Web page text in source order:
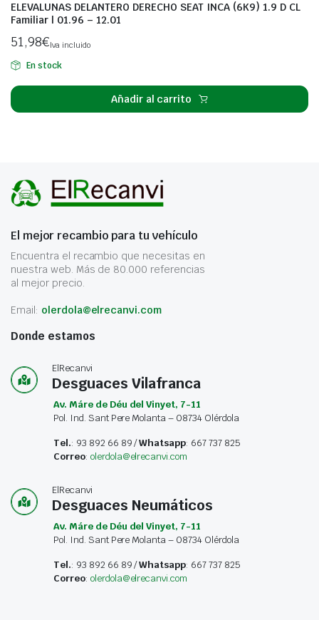
ELEVALUNAS DELANTERO DERECHO SEAT INCA (6K9) 1.9 D CL
Familiar | 01.96 – 12.01
51,98€Iva incluido
En stock
Añadir al carrito
El mejor recambio para tu vehículo
Encuentra el recambio que necesitas en
nuestra web. Más de 80.000 referencias
al mejor precio.
Email: olerdola@elrecanvi.com
Donde estamos
ElRecanvi
Desguaces Vilafranca
Av. Máre de Déu del Vinyet, 7-11
Pol. Ind. Sant Pere Molanta – 08734 Olérdola
Tel.: 93 892 66 89 /Whatsapp: 667 737 825
Correo: olerdola@elrecanvi.com
ElRecanvi
Desguaces Neumáticos
Av. Máre de Déu del Vinyet, 7-11
Pol. Ind. Sant Pere Molanta – 08734 Olérdola
Tel.: 93 892 66 89 /Whatsapp: 667 737 825
Correo: olerdola@elrecanvi.com